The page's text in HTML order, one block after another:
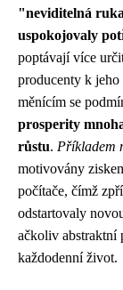
"neviditelná
uspokojovaly
poptávají více
producenty k
měnícím se
prosperity
růstu. Příkladem
motivovány
počítače, čímž
odstartovaly
ačkoliv abstraktní
každodenní život.